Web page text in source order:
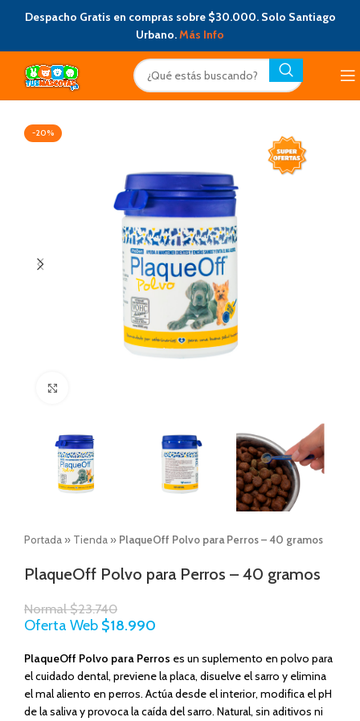
Despacho Gratis en compras sobre $30.000. Solo Santiago
Urbano.Más Info
-20%
Portada » Tienda » PlaqueOff Polvo para Perros – 40 gramos
PlaqueOff Polvo para Perros – 40 gramos
Normal$23.740
Oferta Web $18.990
PlaqueOff Polvo para Perros es un suplemento en polvo para
el cuidado dental, previene la placa, disuelve el sarro y elimina
el mal aliento en perros. Actúa desde el interior, modifica el pH
de la saliva y provoca la caída del sarro. Natural, sin aditivos ni